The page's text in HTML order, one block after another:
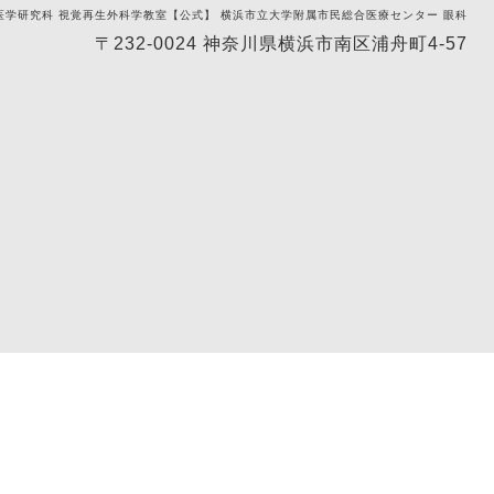
学研究科 視覚再生外科学教室【公式】 横浜市立大学附属市民総合医療センター 眼科
〒232-0024 神奈川県横浜市南区浦舟町4-57